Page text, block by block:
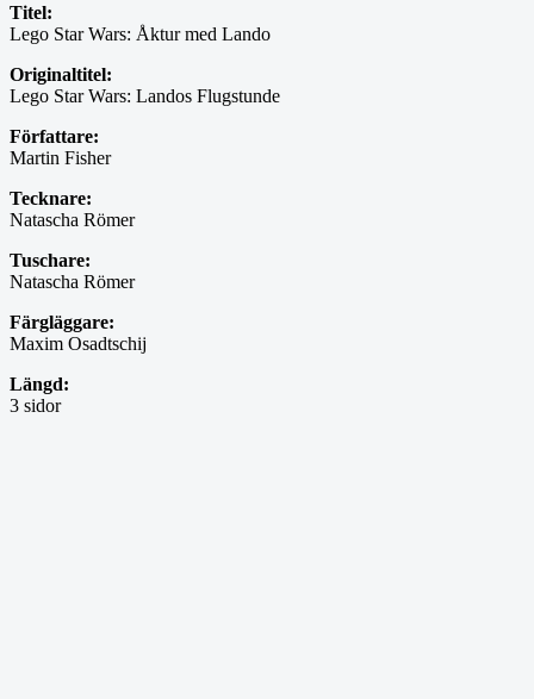
Titel:
Lego Star Wars: Åktur med Lando
Originaltitel:
Lego Star Wars: Landos Flugstunde
Författare:
Martin Fisher
Tecknare:
Natascha Römer
Tuschare:
Natascha Römer
Färgläggare:
Maxim Osadtschij
Längd:
3 sidor